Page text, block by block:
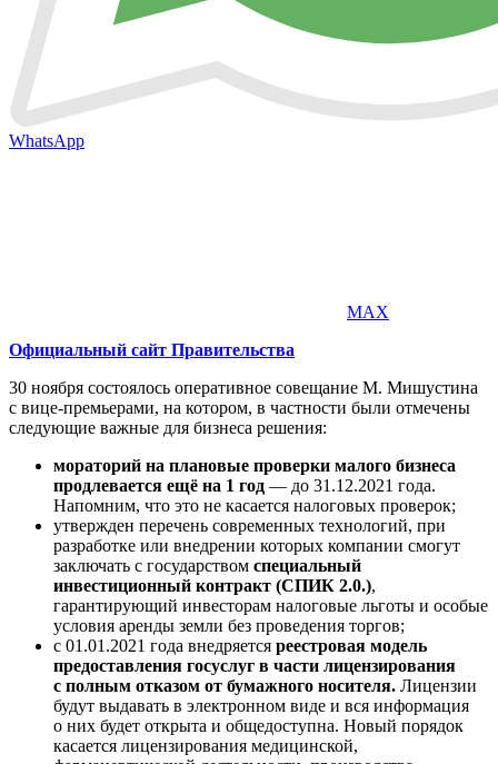
WhatsApp
MAX
Официальный сайт Правительства
30 ноября состоялось оперативное совещание М. Мишустина
с вице-премьерами, на котором, в частности были отмечены
следующие важные для бизнеса решения:
мораторий на плановые проверки малого бизнеса
продлевается ещё на 1 год — до 31.12.2021 года.
Напомним, что это не касается налоговых проверок;
утвержден перечень современных технологий, при
разработке или внедрении которых компании смогут
заключать с государством специальный
инвестиционный контракт (СПИК 2.0.),
гарантирующий инвесторам налоговые льготы и особые
условия аренды земли без проведения торгов;
с 01.01.2021 года внедряется реестровая модель
предоставления госуслуг в части лицензирования
с полным отказом от бумажного носителя. Лицензии
будут выдавать в электронном виде и вся информация
о них будет открыта и общедоступна. Новый порядок
касается лицензирования медицинской,